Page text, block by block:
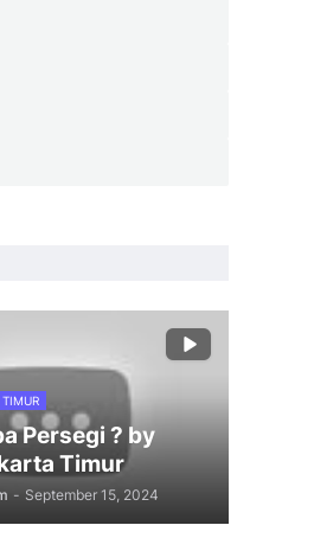
Persegi ? by
Timur
- September 15, 2024